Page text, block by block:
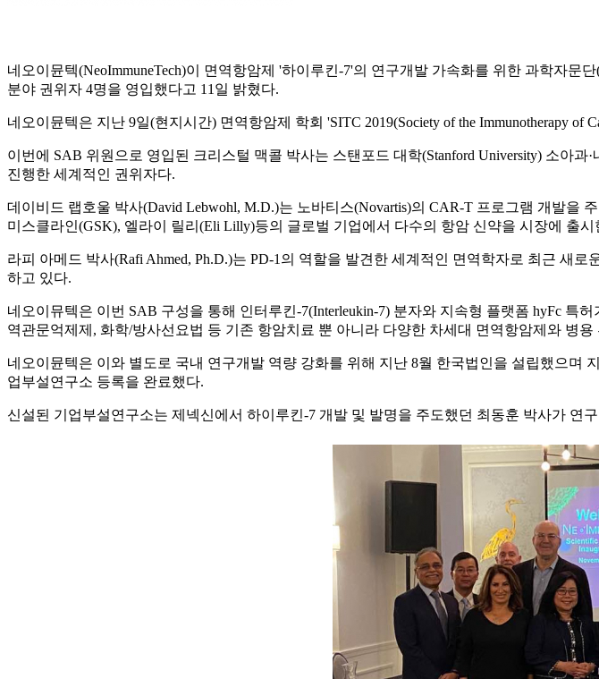
네오이뮨텍(NeoImmuneTech)이 면역항암제 '하이루킨-7'의 연구개발 가속화를 위한 과학자문
분야 권위자 4명을 영입했다고 11일 밝혔다.
네오이뮨텍은 지난 9일(현지시간) 면역항암제 학회 'SITC 2019(Society of the Immunotherapy
이번에 SAB 위원으로 영입된 크리스털 맥콜 박사는 스탠포드 대학(Stanford University) 소아
진행한 세계적인 권위자다.
데이비드 랩호울 박사(David Lebwohl, M.D.)는 노바티스(Novartis)의 CAR-T 프로그램 개발을
미스클라인(GSK), 엘라이 릴리(Eli Lilly)등의 글로벌 기업에서 다수의 항암 신약을 시장에 출시
라피 아메드 박사(Rafi Ahmed, Ph.D.)는 PD-1의 역할을 발견한 세계적인 면역학자로 최근 새
하고 있다.
네오이뮤텍은 이번 SAB 구성을 통해 인터루킨-7(Interleukin-7) 분자와 지속형 플랫폼 hyFc 특
역관문억제제, 화학/방사선요법 등 기존 항암치료 뿐 아니라 다양한 차세대 면역항암제와 병
네오이뮨텍은 이와 별도로 국내 연구개발 역량 강화를 위해 지난 8월 한국법인을 설립했으며
업부설연구소 등록을 완료했다.
신설된 기업부설연구소는 제넥신에서 하이루킨-7 개발 및 발명을 주도했던 최동훈 박사가 연